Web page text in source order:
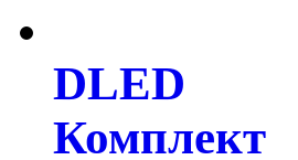
DLED
Комплект